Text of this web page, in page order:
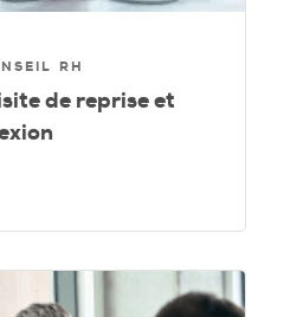
RH
de reprise et